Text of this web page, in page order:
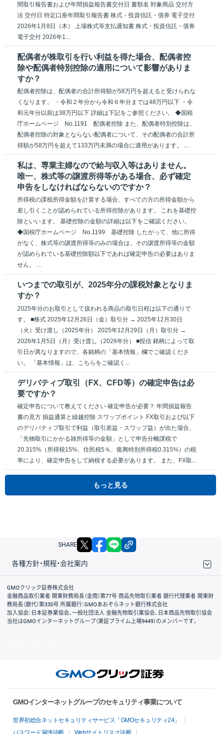
間取引報告書および年間損益報告書交付日 書類名 対象商品 交付方
法 交付日 特定口座年間取引報告書 株式・投資信託・債券 電子交付
2026年1月8日（木） 上場株式等支払通知書 株式・投資信託・債券
電子交付 2026年1...
配偶者が株取引を行い利益を得た場合、配偶者控
除や配偶者特別控除の適用について影響がありま
すか？
配偶者控除は、配偶者の合計所得額が58万円を超えると受けられな
くなります。 ・令和２年分から令和６年分までは48万円以下 ・令
和元年分以前は38万円以下 詳細は下記をご参照ください。 ◆国税
庁ホームページ No.1191 配偶者控除 また、配偶者特別控除は、
配偶者控除の対象とならない配偶者について、その配偶者の合計所
得額が58万円を超えて133万円未満の場合に適用があります。 ...
私は、専業主婦なので給与収入等はありません。
唯一、株式等の譲渡所得等がある場合、必ず確定
申告をしなければならないのですか？
所得税の課税所得金額を計算する場合、すべての方の所得金額から
差し引くことが認められている所得控除があります。 これを基礎控
除といいます。 基礎控除の金額の詳細は以下をご確認ください。
◆国税庁ホームページ No.1199 基礎控除 したがって、他に所得
がなく、株式等の譲渡所得等のみの場合は、その譲渡所得等の金額
が認められている基礎控除額以下であれば確定申告の必要はありま
せん。 ...
いつまでの取引が、2025年分の課税対象となりま
すか？
2025年分のお取引として扱われる商品の取引日程は以下の通りで
す。 ■株式 2025年12月26日（金）取引分 → 2025年12月30日
（火）受け渡し（2025年分） 2025年12月29日（月）取引分 →
2026年1月5日（月）受け渡し（2026年分） ■投信 銘柄によって取
引日が異なりますので、各銘柄の「基本情報」欄でご確認くださ
い。 「基本情報」は、こちらをご確認く...
デリバティブ取引（FX、CFD等）の確定申告は必
要ですか？
確定申告について教えてください 確定申告が必要？ 年間損益報告
書の見方 損益通算と繰越控除 スワップポイント FX取引および以下
のデリバティブ取引で利益（取引差益・スワップ益）が出た場合、
「先物取引にかかる雑所得等の金額」として申告分離課税で
20.315%（所得税15%、住民税5％、復興特別所得税0.315%）の税
率により、確定申告をして納税する必要があります。 また、FX取...
もっと見る
SHARE X facebook
各種方針・規程・会社案内
取引規程・約款
サイトマップ
その他のご案内
個人情報保護方針
最良執行方針
サイトのご利用について
ディスクレイマー
信託保全
リスク説明
会社案内
GMOクリック証券株式会社
金融商品取引業者 関東財務局長（金商）第77号 商品先物取引業者 銀行代理業者 関東財
務局長（銀代）第330号 所属銀行：GMOあおぞらネット銀行株式会社
加入協会：日本証券業協会、一般社団法人 金融先物取引業協会、日本商品先物取引協会
当社はGMOインターネットグループ（東証プライム上場9449）のメンバーです。
GMOインターネットグループのセキュリティ事業について
世界初総合ネットセキュリティサービス「GMOセキュリティ24」
パスワード漏洩診断
Webサイトリスク診断